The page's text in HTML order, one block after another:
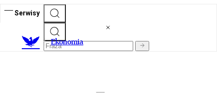
Serwisy
Ekonomia